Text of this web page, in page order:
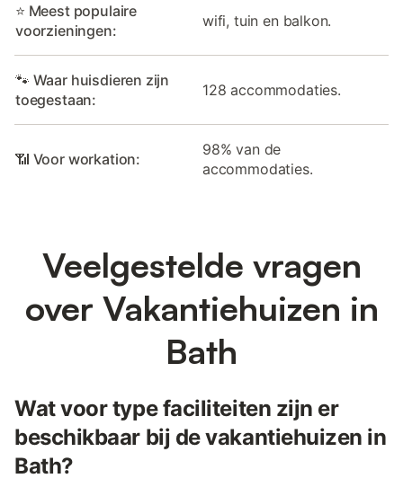
⭐ Meest populaire
voorzieningen:
wifi, tuin en balkon.
🐾 Waar huisdieren zijn
toegestaan:
128 accommodaties.
📶 Voor workation:
98% van de
accommodaties.
Veelgestelde vragen
over Vakantiehuizen in
Bath
Wat voor type faciliteiten zijn er
beschikbaar bij de vakantiehuizen in
Bath?